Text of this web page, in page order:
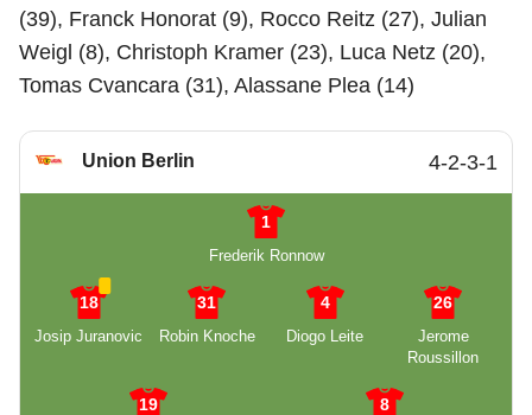
(39), Franck Honorat (9), Rocco Reitz (27), Julian
Weigl (8), Christoph Kramer (23), Luca Netz (20),
Tomas Cvancara (31), Alassane Plea (14)
Union Berlin 4-2-3-1
1
Frederik Ronnow
18
Josip Juranovic
31
Robin Knoche
4
Diogo Leite
26
Jerome
Roussillon
19
8